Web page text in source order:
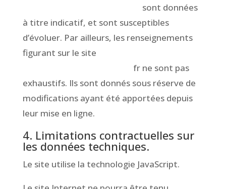
sont données
à titre indicatif, et sont susceptibles
d’évoluer. Par ailleurs, les renseignements
figurant sur le site
fr ne sont pas
exhaustifs. Ils sont donnés sous réserve de
modifications ayant été apportées depuis
leur mise en ligne.
4. Limitations contractuelles sur
les données techniques.
Le site utilise la technologie JavaScript.